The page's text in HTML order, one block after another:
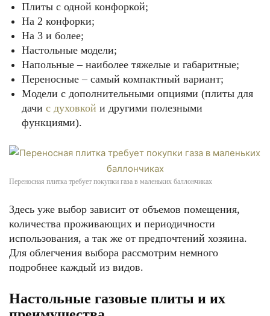
Плиты с одной конфоркой;
На 2 конфорки;
На 3 и более;
Настольные модели;
Напольные – наиболее тяжелые и габаритные;
Переносные – самый компактный вариант;
Модели с дополнительными опциями (плиты для
дачи с духовкой и другими полезными
функциями).
Переносная плитка требует покупки газа в маленьких баллончиках
Здесь уже выбор зависит от объемов помещения,
количества проживающих и периодичности
использования, а так же от предпочтений хозяина.
Для облегчения выбора рассмотрим немного
подробнее каждый из видов.
Настольные газовые плиты и их